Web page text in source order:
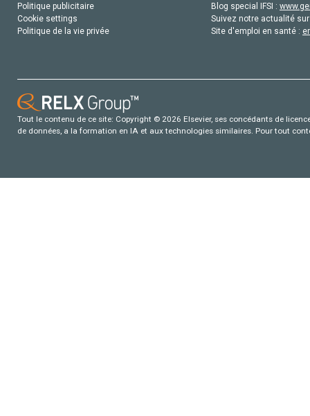
Politique publicitaire
Cookie settings
Politique de la vie privée
Blog special IFSI :
Suivez notre actualité
Site d'emploi en santé :
Tout le contenu de ce site: Copyright © 2026 Elsevier, ses concédants de
de données, a la formation en IA et aux technologies similaires. Pour tout